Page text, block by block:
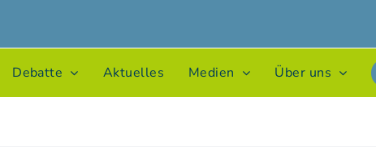
Debatte Aktuelles Medien Über uns